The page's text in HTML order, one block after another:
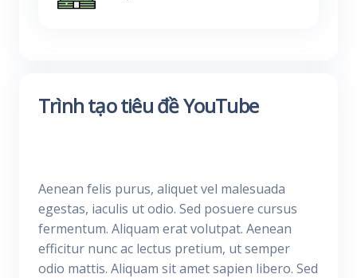
Trình tạo tiêu đề YouTube
Aenean felis purus, aliquet vel malesuada
egestas, iaculis ut odio. Sed posuere cursus
fermentum. Aliquam erat volutpat. Aenean
efficitur nunc ac lectus pretium, ut semper
odio mattis. Aliquam sit amet sapien libero. Sed